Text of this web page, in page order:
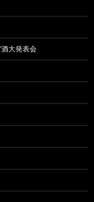
大発表会